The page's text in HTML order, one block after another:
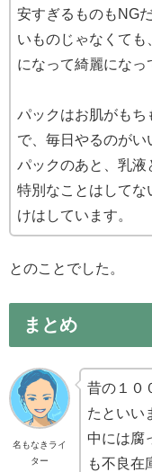
安すぎるものもNG
いものじゃなくて
になって綺麗になっ
パックはお肌がもち
で、毎日やるのがい
パックのあと、乳液
特別なことはしてな
けはしています。
とのことでした。
まとめ
名もなきライ
ター
昔の１０
たといい
中には腐
も不良在